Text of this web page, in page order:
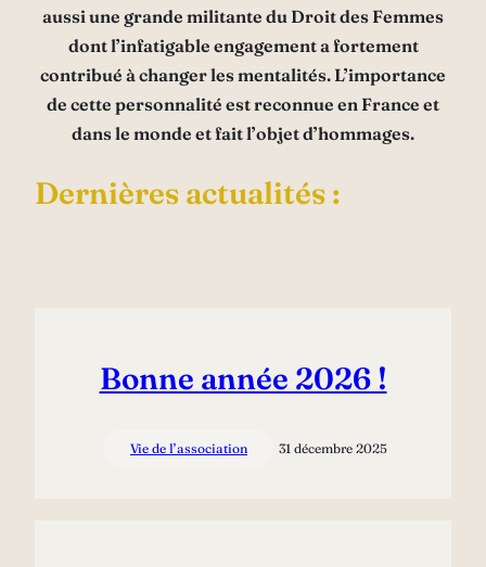
aussi une grande militante du Droit des Femmes
dont l’infatigable engagement a fortement
contribué à changer les mentalités. L’importance
de cette personnalité est reconnue en France et
dans le monde et fait l’objet d’hommages.
Dernières actualités :
Bonne année 2026 !
Vie de l’association 31 décembre 2025